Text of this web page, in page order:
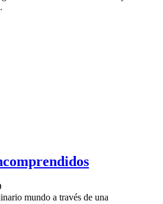
mundo a través de una